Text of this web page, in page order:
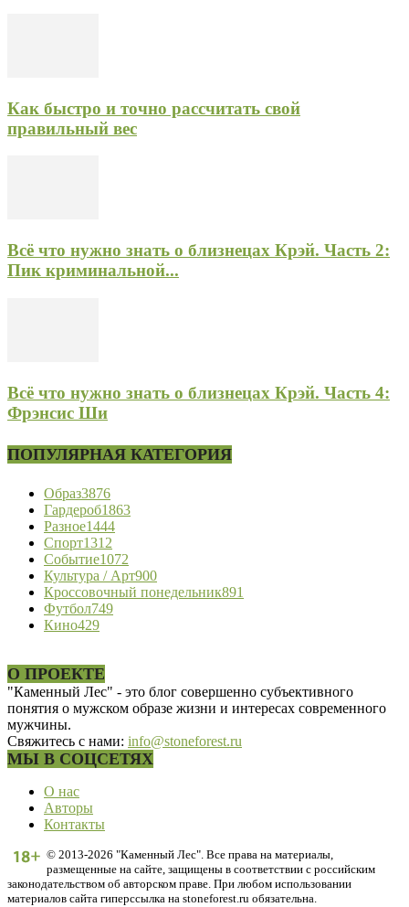
Как быстро и точно рассчитать свой
правильный вес
Всё что нужно знать о близнецах Крэй. Часть 2:
Пик криминальной...
Всё что нужно знать о близнецах Крэй. Часть 4:
Фрэнсис Ши
ПОПУЛЯРНАЯ КАТЕГОРИЯ
Образ3876
Гардероб1863
Разное1444
Спорт1312
Событие1072
Культура / Арт900
Кроссовочный понедельник891
Футбол749
Кино429
О ПРОЕКТЕ
"Каменный Лес" - это блог совершенно субъективного
понятия о мужском образе жизни и интересах современного
мужчины.
Свяжитесь с нами: info@stoneforest.ru
МЫ В СОЦСЕТЯХ
О нас
Авторы
Контакты
© 2013-2026 "Каменный Лес". Все права на материалы,
размещенные на сайте, защищены в соответствии с российским
законодательством об авторском праве. При любом использовании
материалов сайта гиперссылка на stoneforest.ru обязательна.